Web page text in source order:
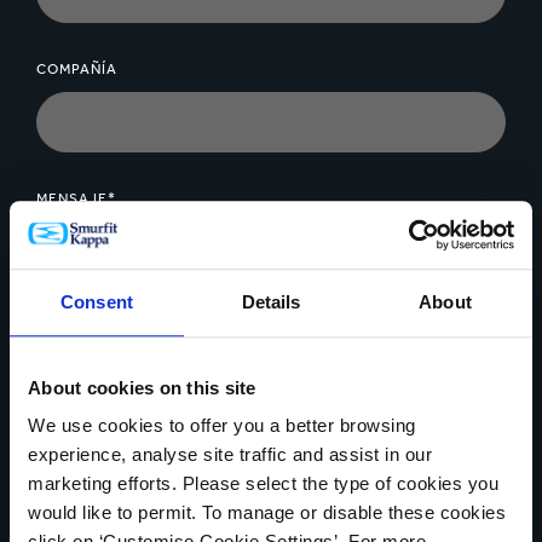
Consent Details About
About cookies on this site
We use cookies to offer you a better browsing
experience, analyse site traffic and assist in our
marketing efforts. Please select the type of cookies you
would like to permit. To manage or disable these cookies
COMPAÑÍA
MENSAJE*
Cargar archivo
Se pueden cargar hasta 5 de archivos. Máximo (5MB) por